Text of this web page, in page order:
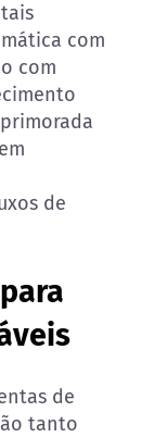
com
com
de
de
tanto